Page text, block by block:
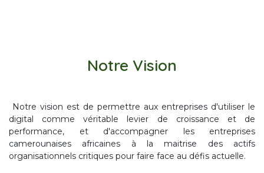
Notre Vision
Notre vision est de permettre aux entreprises d'utiliser le
digital comme véritable levier de croissance et de
performance, et d'accompagner les entreprises
camerounaises africaines à la maitrise des actifs
organisationnels critiques pour faire face au défis actuelle.